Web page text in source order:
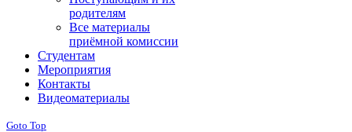
родителям
Все материалы
приёмной комиссии
Студентам
Мероприятия
Контакты
Видеоматериалы
Goto Top